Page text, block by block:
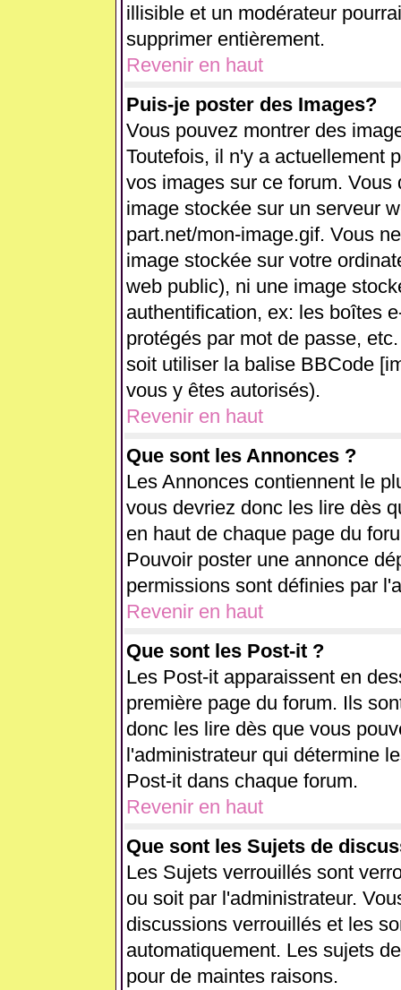
illisible et un modérateur
supprimer entièrement.
Revenir en haut
Puis-je poster des Images?
Vous pouvez montrer des
Toutefois, il n'y a actuellement
vos images sur ce forum.
image stockée sur un serveur
part.net/mon-image.gif. Vous
image stockée sur votre
web public), ni une image
authentification, ex: les boîtes
protégés par mot de passe,
soit utiliser la balise BBCode
vous y êtes autorisés).
Revenir en haut
Que sont les Annonces ?
Les Annonces contiennent le
vous devriez donc les lire dès
en haut de chaque page du
Pouvoir poster une annonce
permissions sont définies par
Revenir en haut
Que sont les Post-it ?
Les Post-it apparaissent en
première page du forum. Ils
donc les lire dès que vous
l'administrateur qui détermine
Post-it dans chaque forum.
Revenir en haut
Que sont les Sujets de
Les Sujets verrouillés sont
ou soit par l'administrateur.
discussions verrouillés et les
automatiquement. Les sujets
pour de maintes raisons.